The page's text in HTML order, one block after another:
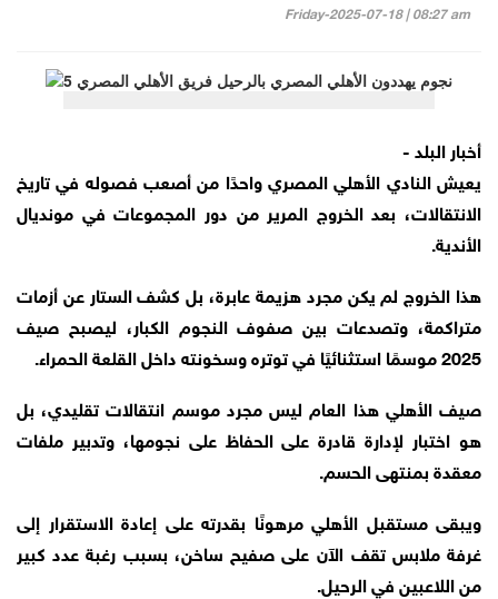
Friday-2025-07-18 | 08:27 am
أخبار البلد -
يعيش النادي الأهلي المصري واحدًا من أصعب فصوله في تاريخ
الانتقالات، بعد الخروج المرير من دور المجموعات في مونديال
الأندية.
هذا الخروج لم يكن مجرد هزيمة عابرة، بل كشف الستار عن أزمات
متراكمة، وتصدعات بين صفوف النجوم الكبار، ليصبح صيف
2025 موسمًا استثنائيًا في توتره وسخونته داخل القلعة الحمراء.
صيف الأهلي هذا العام ليس مجرد موسم انتقالات تقليدي، بل
هو اختبار لإدارة قادرة على الحفاظ على نجومها، وتدبير ملفات
معقدة بمنتهى الحسم.
ويبقى مستقبل الأهلي مرهونًا بقدرته على إعادة الاستقرار إلى
غرفة ملابس تقف الآن على صفيح ساخن، بسبب رغبة عدد كبير
من اللاعبين في الرحيل.